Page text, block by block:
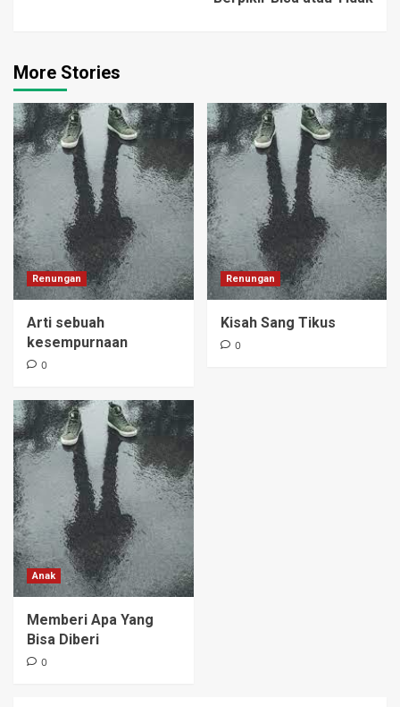
More Stories
Renungan
Arti sebuah
kesempurnaan
0
Renungan
Kisah Sang Tikus
0
Anak
Memberi Apa Yang
Bisa Diberi
0